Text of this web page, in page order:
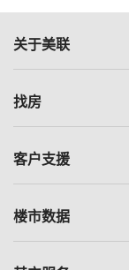
关于美联
美联集团
人才招募
找房
一手新房
减价
客户支援
自助放盘
楼市数据